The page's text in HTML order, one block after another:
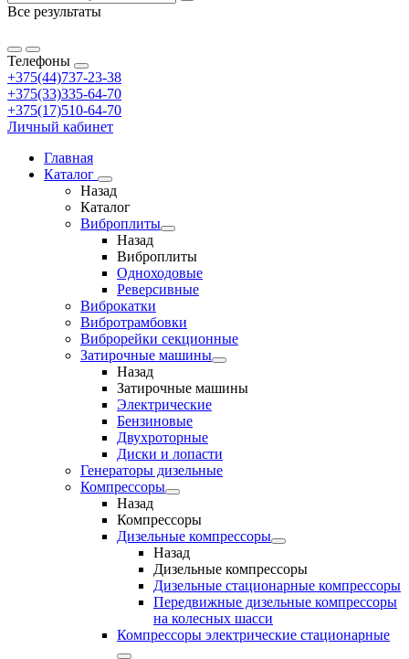
Все результаты
Телефоны
+375(44)737-23-38
+375(33)335-64-70
+375(17)510-64-70
Личный кабинет
Главная
Каталог
Назад
Каталог
Виброплиты
Назад
Виброплиты
Одноходовые
Реверсивные
Виброкатки
Вибротрамбовки
Виброрейки секционные
Затирочные машины
Назад
Затирочные машины
Электрические
Бензиновые
Двухроторные
Диски и лопасти
Генераторы дизельные
Компрессоры
Назад
Компрессоры
Дизельные компрессоры
Назад
Дизельные компрессоры
Дизельные стационарные компрессоры
Передвижные дизельные компрессоры
на колесных шасси
Компрессоры электрические стационарные